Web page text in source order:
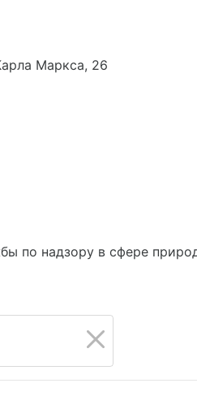
Маркса, 26
по надзору в сфере